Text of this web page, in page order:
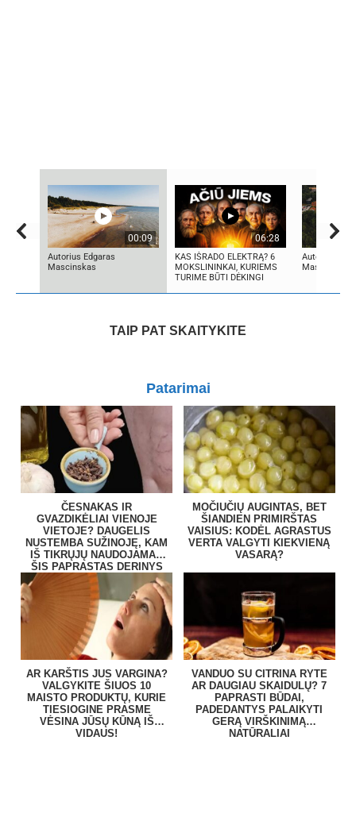
00:09
Autorius Edgaras
Mascinskas
06:28
KAS IŠRADO ELEKTRĄ? 6
MOKSLININKAI, KURIEMS
TURIME BŪTI DĖKINGI
Autorius
Mascinskas
TAIP PAT SKAITYKITE
Patarimai
ČESNAKAS IR
GVAZDIKĖLIAI VIENOJE
VIETOJE? DAUGELIS
NUSTEMBA SUŽINOJĘ, KAM
IŠ TIKRŲJŲ NAUDOJAMAS
ŠIS PAPRASTAS DERINYS
MOČIUČIŲ AUGINTAS, BET
ŠIANDIEN PRIMIRŠTAS
VAISIUS: KODĖL AGRASTUS
VERTA VALGYTI KIEKVIENĄ
VASARĄ?
AR KARŠTIS JUS VARGINA?
VALGYKITE ŠIUOS 10
MAISTO PRODUKTŲ, KURIE
TIESIOGINE PRASME
VĖSINA JŪSŲ KŪNĄ IŠ
VIDAUS!
VANDUO SU CITRINA RYTE
AR DAUGIAU SKAIDULŲ? 7
PAPRASTI BŪDAI,
PADEDANTYS PALAIKYTI
GERĄ VIRŠKINIMĄ
NATŪRALIAI